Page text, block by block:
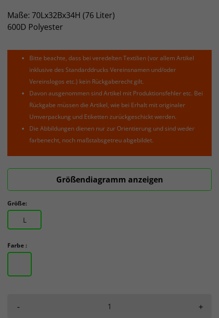
Maße: 70Lx32Bx34H (76 Liter)
600D Polyester
Bitte beachte, dass bei veredelten Textilien (vor allem Artikel
inklusive des Standarddrucks Vereinsnamen und/oder
Vereinslogos etc.) kein Rückgaberecht gilt.
Davon ausgenommen sind Artikel mit Produktionsfehler etc. Bei
Rückgabe müssen die Artikel, wie bei Erhalt mit originaler
Umverpackung und Etiketten zurückgeschickt werden.
Die Abbildungen dienen nur zur Orientierung und sind weder
farbenecht, noch maßstabsgetreu abgebildet.
Größendiagramm anzeigen
Größe:
L
Farbe :
- +